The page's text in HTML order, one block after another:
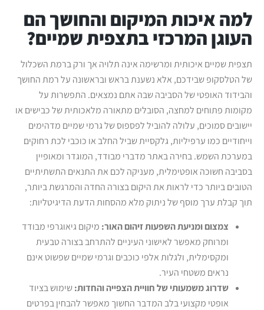
למה איכות המיקום והחושך הם
העוגן המרכזי בתצפית שמיים?
תצפית שמיים איכותית ומרשימה אינה תלויה אך ורק ברמת השכלול
של הטלסקופ שבידכם, אלא נשענת בראש ובראשונה על רמת החושך
והבידוד האופטי של הסביבה שבה אתם נמצאים. התפשרות על
מקומות פתוחים למחצה, הסובלים מתאורה מלאכותית של כבישים או
יישובים סמוכים, עלולה להוביל לפספוס של גרמי שמיים מדהימים
וייחודיים כמו ערפיליות, גלקסיית שביל החלב או כוכבי לכת רחוקים
במערכת השמש. בחירה באתר מדברי מבודד, המוגדר ומאופיין
בסביבה חשוכה אופטימלית, מעניקה לכם את התנאים התשתיתיים
הטובים ביותר כדי לראות את היקום בצורה החדה והמרגשת ביותר,
תוך קבלת ערך מוסף של ניתוק מלא מהסחות הדעת הדיגיטליות:
צמצום ומניעת השפעות זיהום האור:מיקום גיאוגרפי מבודד
ומרוחק מאפשר לאישוני העיניים להתרחב בצורה טבעית
ומקסימלית, ולגלות אלפי כוכבים וגרמי שמיים שפשוט אינם
נראים משטחי העיר.
שדרוג משמעותי של חוויית הצפייה והחדות:שימוש בציוד
אופטי מקצועי בלב המדבר החשוך מאפשר להבחין בפרטים